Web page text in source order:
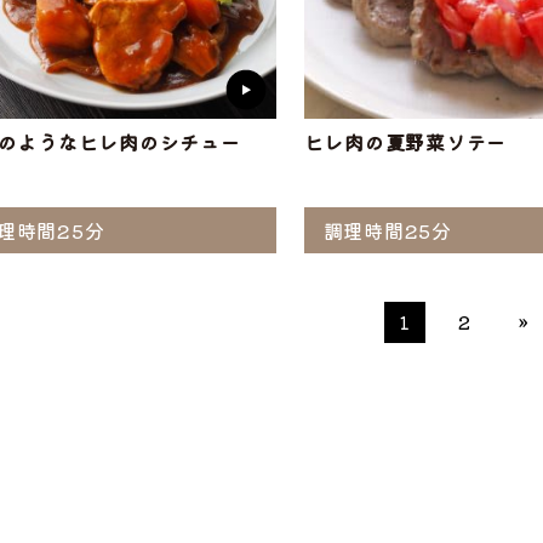
ようなヒレ肉のシチュー
時間25分
ヒレ肉の夏野菜ソテー
調理時間25分
1 2 »